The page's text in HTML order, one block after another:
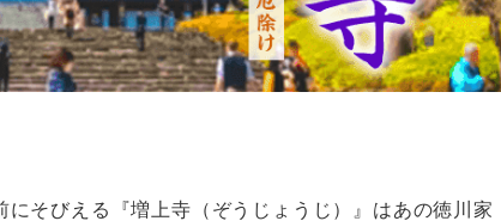
そびえる『増上寺（ぞうじょうじ）』はあの徳川家